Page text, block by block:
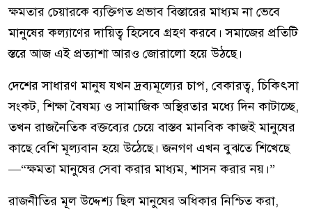
ক্ষমতার চেয়ারকে ব্যক্তিগত প্রভাব বিস্তারের মাধ্যম না ভেবে
মানুষের কল্যাণের দায়িত্ব হিসেবে গ্রহণ করবে। সমাজের প্রতিটি
স্তরে আজ এই প্রত্যাশা আরও জোরালো হয়ে উঠছে।
দেশের সাধারণ মানুষ যখন দ্রব্যমূল্যের চাপ, বেকারত্ব, চিকিৎসা
সংকট, শিক্ষা বৈষম্য ও সামাজিক অস্থিরতার মধ্যে দিন কাটাচ্ছে,
তখন রাজনৈতিক বক্তব্যের চেয়ে বাস্তব মানবিক কাজই মানুষের
কাছে বেশি মূল্যবান হয়ে উঠেছে। জনগণ এখন বুঝতে শিখেছে
—“ক্ষমতা মানুষের সেবা করার মাধ্যম, শাসন করার নয়।”
রাজনীতির মূল উদ্দেশ্য ছিল মানুষের অধিকার নিশ্চিত করা,